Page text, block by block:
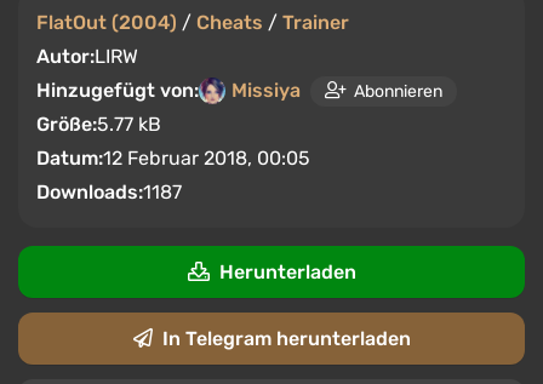
FlatOut (2004) / Cheats / Trainer
Autor:LIRW
Hinzugefügt von:
Missiya Abonnieren
Größe:5.77 kB
Datum:12 Februar 2018, 00:05
Downloads:1187
Herunterladen
In Telegram herunterladen